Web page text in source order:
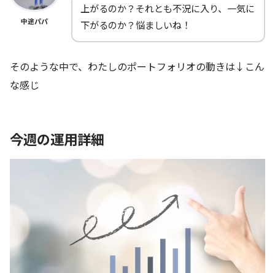
中途パパ
上がるのか？それとも不況に入り、一気に
下がるのか？悩ましいね！
そのような中で、わたしのポートフォリオの動きは↓こん
な感じ
今週の運用詳細